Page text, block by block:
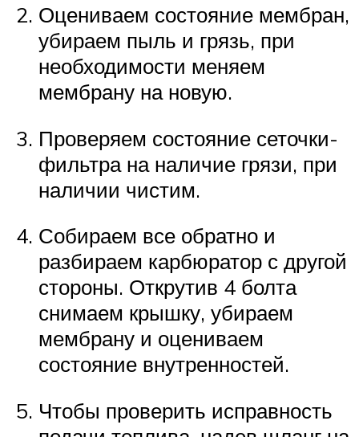
Оцениваем состояние мембран,
убираем пыль и грязь, при
необходимости меняем
мембрану на новую.
Проверяем состояние сеточки-
фильтра на наличие грязи, при
наличии чистим.
Собираем все обратно и
разбираем карбюратор с другой
стороны. Открутив 4 болта
снимаем крышку, убираем
мембрану и оцениваем
состояние внутренностей.
Чтобы проверить исправность